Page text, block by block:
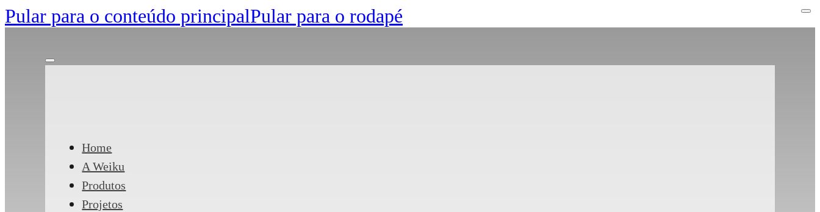
Pular para o conteúdo principalPular para o rodapé
Home
A Weiku
Produtos
Projetos